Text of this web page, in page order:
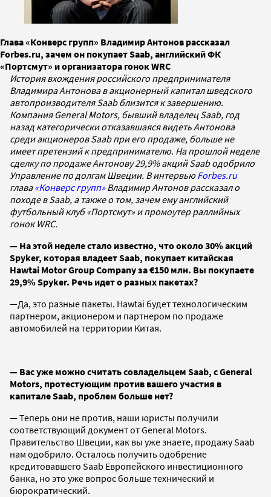
Глава «Конверс групп» Владимир Антонов рассказал
Forbes.ru, зачем он покупает Saab, английский ФК
«Портсмут» и организатора гонок WRC
История вхождения российского предпринимателя
Владимира Антонова в акционерный капитал шведского
автопроизводителя Saab близится к завершению.
Компания General Motors, бывший владелец Saab, год
назад категорически отказавшаяся видеть Антонова
среди акционеров Saab при его продаже, больше не
имеет претензий к предпринимателю. На прошлой неделе
сделку по продаже Антонову 29,9% акций Saab одобрило
Управление по долгам Швеции. В интервьюForbes.ru
глава«Конверс групп»Владимир Антонов рассказал о
походе в Saab, а также о том, зачем ему английский
футбольный клуб «Портсмут» и промоутер раллийных
гонок WRC.
— На этой неделе стало известно, что около 30% акций
Spyker, которая владеет Saab, покупает китайская
Hawtai Motor Group Company за €150 млн. Вы покупаете
29,9% Spyker. Речь идет о разных пакетах?
—Да, это разные пакеты. Hawtai будет технологическим
партнером, акционером и партнером по продаже
автомобилей на территории Китая.
— Вас уже можно считать совладельцем Saab, с General
Motors, протестующим против вашего участия в
капитале Saab, проблем больше нет?
— Теперь они не против, наши юристы получили
соответствующий документ от General Motors.
Правительство Швеции, как вы уже знаете, продажу Saab
нам одобрило. Осталось получить одобрение
кредитовавшего Saab Европейского инвестиционного
банка, но это уже вопрос больше технический и
бюрократический.